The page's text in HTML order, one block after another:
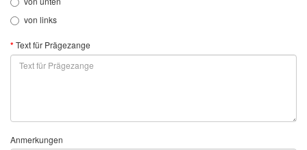
von links
Text für Prägezange
Anmerkungen